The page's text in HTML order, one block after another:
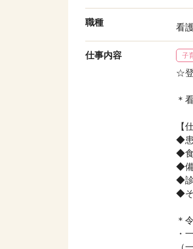
職種 看
仕事内容 子
☆登
＊
【
◆患
◆食
◆備
◆診
◆そ
＊
・